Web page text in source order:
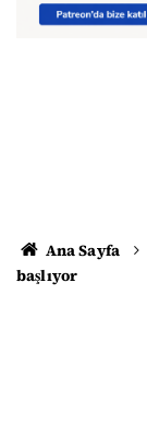
Ana Sayfa
başlıyor